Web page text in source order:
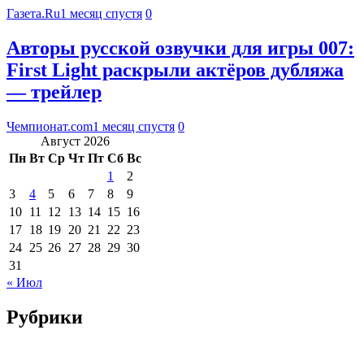
Газета.Ru1 месяц спустя 0
Авторы русской озвучки для игры 007:
First Light раскрыли актёров дубляжа
— трейлер
Чемпионат.com1 месяц спустя 0
Август 2026
Пн Вт Ср Чт Пт Сб Вс
1
2
3
4 5 6 7 8
9
10 11 12 13 14 15 16
17 18 19 20 21 22 23
24 25 26 27 28 29 30
31
« Июл
Рубрики